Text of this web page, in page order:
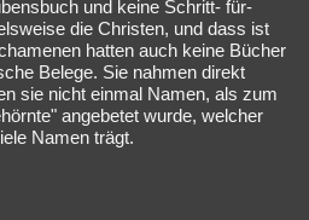
und keine Schritt- für-
die Christen, und dass ist
hatten auch keine Bücher
Belege. Sie nahmen direkt
sie nicht einmal Namen, als zum
angebetet wurde, welcher
Namen trägt.